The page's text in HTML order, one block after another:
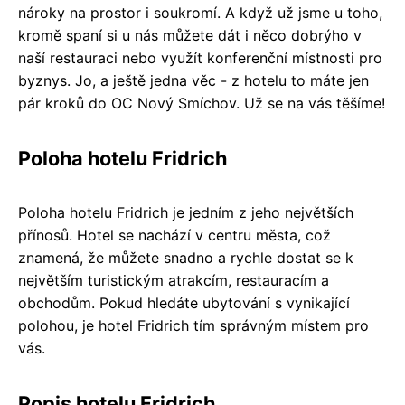
nároky na prostor i soukromí. A když už jsme u toho,
kromě spaní si u nás můžete dát i něco dobrýho v
naší restauraci nebo využít konferenční místnosti pro
byznys. Jo, a ještě jedna věc - z hotelu to máte jen
pár kroků do OC Nový Smíchov. Už se na vás těšíme!
Poloha hotelu Fridrich
Poloha hotelu Fridrich je jedním z jeho největších
přínosů. Hotel se nachází v centru města, což
znamená, že můžete snadno a rychle dostat se k
největším turistickým atrakcím, restauracím a
obchodům. Pokud hledáte ubytování s vynikající
polohou, je hotel Fridrich tím správným místem pro
vás.